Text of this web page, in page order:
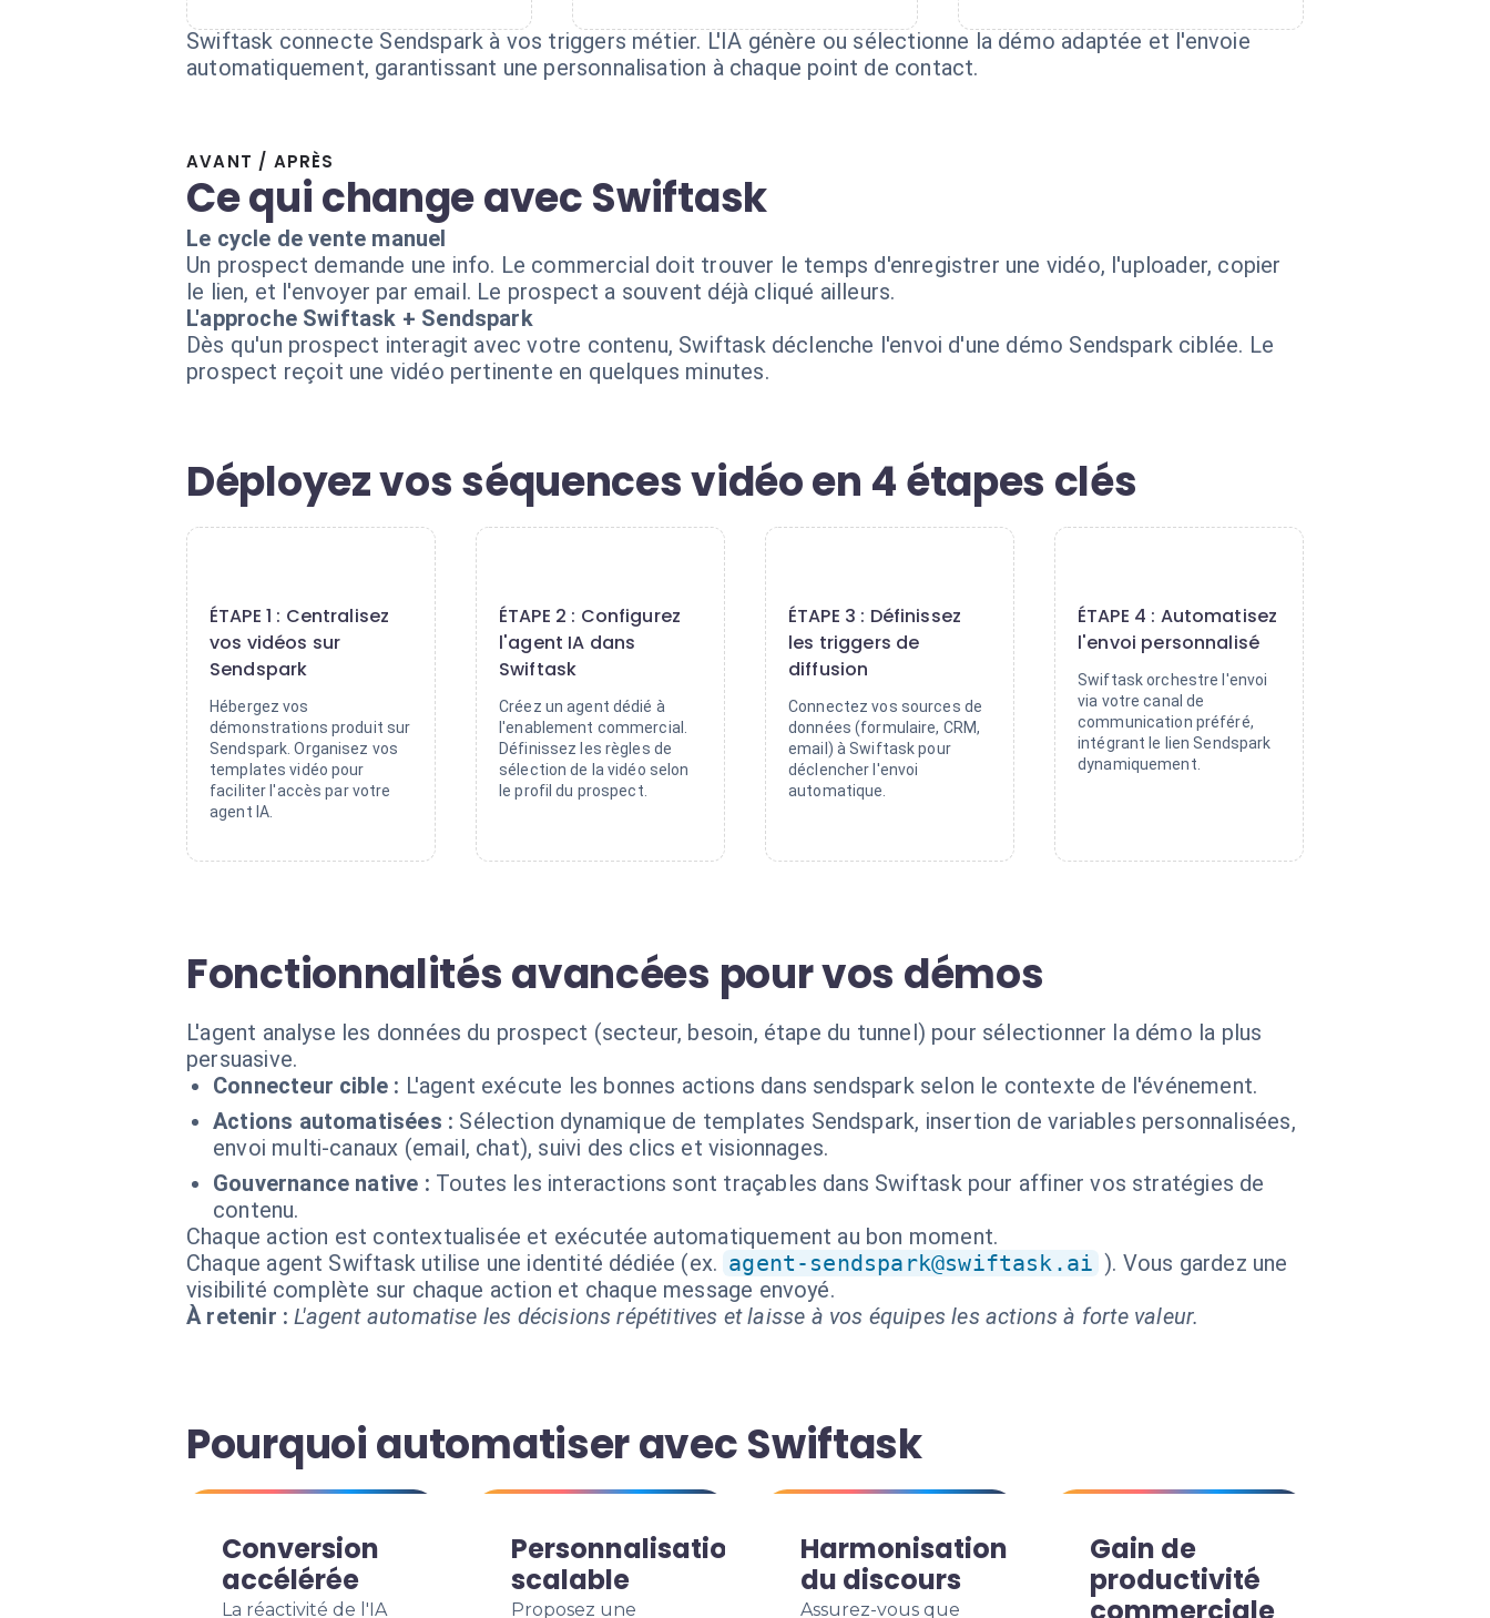
Swiftask connecte Sendspark à vos triggers métier. L'IA génère ou sélectionne la démo adaptée et l'envoie
automatiquement, garantissant une personnalisation à chaque point de contact.
AVANT / APRÈS
Ce qui change avec Swiftask
Le cycle de vente manuel
Un prospect demande une info. Le commercial doit trouver le temps d'enregistrer une vidéo, l'uploader, copier
le lien, et l'envoyer par email. Le prospect a souvent déjà cliqué ailleurs.
L'approche Swiftask + Sendspark
Dès qu'un prospect interagit avec votre contenu, Swiftask déclenche l'envoi d'une démo Sendspark ciblée. Le
prospect reçoit une vidéo pertinente en quelques minutes.
Déployez vos séquences vidéo en 4 étapes clés
ÉTAPE 1 : Centralisez
vos vidéos sur
Sendspark
Hébergez vos
démonstrations produit sur
Sendspark. Organisez vos
templates vidéo pour
faciliter l'accès par votre
agent IA.
ÉTAPE 2 : Configurez
l'agent IA dans
Swiftask
Créez un agent dédié à
l'enablement commercial.
Définissez les règles de
sélection de la vidéo selon
le profil du prospect.
ÉTAPE 3 : Définissez
les triggers de
diffusion
Connectez vos sources de
données (formulaire, CRM,
email) à Swiftask pour
déclencher l'envoi
automatique.
ÉTAPE 4 : Automatisez
l'envoi personnalisé
Swiftask orchestre l'envoi
via votre canal de
communication préféré,
intégrant le lien Sendspark
dynamiquement.
Fonctionnalités avancées pour vos démos
L'agent analyse les données du prospect (secteur, besoin, étape du tunnel) pour sélectionner la démo la plus
persuasive.
Connecteur cible : L'agent exécute les bonnes actions dans sendspark selon le contexte de l'événement.
Actions automatisées : Sélection dynamique de templates Sendspark, insertion de variables personnalisées,
envoi multi-canaux (email, chat), suivi des clics et visionnages.
Gouvernance native : Toutes les interactions sont traçables dans Swiftask pour affiner vos stratégies de
contenu.
Chaque action est contextualisée et exécutée automatiquement au bon moment.
Chaque agent Swiftask utilise une identité dédiée (ex. agent-sendspark@swiftask.ai ). Vous gardez une
visibilité complète sur chaque action et chaque message envoyé.
À retenir : L'agent automatise les décisions répétitives et laisse à vos équipes les actions à forte valeur.
Pourquoi automatiser avec Swiftask
Conversion
accélérée
La réactivité de l'IA
Personnalisation
scalable
Proposez une
Harmonisation
du discours
Assurez-vous que
Gain de
productivité